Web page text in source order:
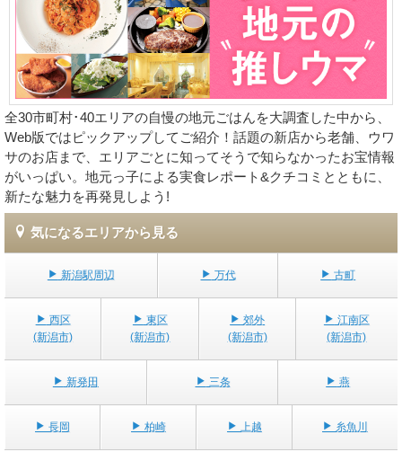
全30市町村･40エリアの自慢の地元ごはんを大調査した中から、
Web版ではピックアップしてご紹介！話題の新店から老舗、ウワ
サのお店まで、エリアごとに知ってそうで知らなかったお宝情報
がいっぱい。地元っ子による実食レポート&クチコミとともに、
新たな魅力を再発見しよう!
気になるエリアから見る
新潟駅周辺 万代 古町
西区
(新潟市)
東区
(新潟市)
郊外
(新潟市)
江南区
(新潟市)
新発田 三条 燕
長岡 柏崎 上越 糸魚川